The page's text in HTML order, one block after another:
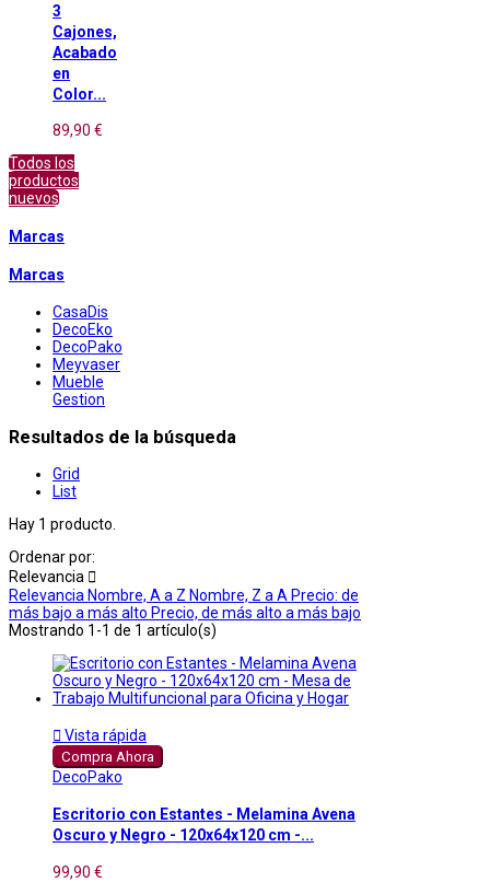
3
Cajones,
Acabado
en
Color...
89,90 €
Todos los
productos
nuevos
Marcas
Marcas
CasaDis
DecoEko
DecoPako
Meyvaser
Mueble
Gestion
Resultados de la búsqueda
Grid
List
Hay 1 producto.
Ordenar por:
Relevancia 
Relevancia Nombre, A a Z Nombre, Z a A Precio: de
más bajo a más alto Precio, de más alto a más bajo
Mostrando 1-1 de 1 artículo(s)
 Vista rápida
Compra Ahora
DecoPako
Escritorio con Estantes - Melamina Avena
Oscuro y Negro - 120x64x120 cm -...
99,90 €